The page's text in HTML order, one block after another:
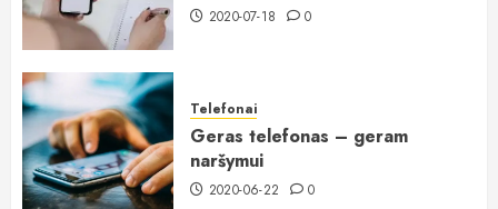
2020-07-18 0
Telefonai
Geras telefonas – geram
naršymui
2020-06-22 0